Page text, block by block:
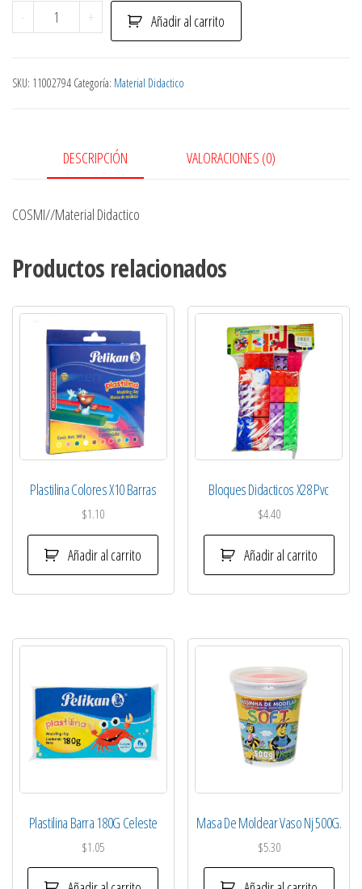
-
Domino
De
cantidad
+ Añadir al carrito
SKU: 11002794 Categoría: Material Didactico
DESCRIPCIÓN VALORACIONES (0)
COSMI//Material Didactico
Productos relacionados
Plastilina Colores X10 Barras
$1.10
Añadir al carrito
Bloques Didacticos X28 Pvc
$4.40
Añadir al carrito
Plastilina Barra 180G Celeste
$1.05
Masa De Moldear Vaso Nj 500G.
$5.30